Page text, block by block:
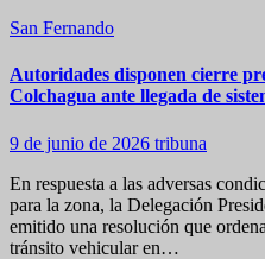
San Fernando
Autoridades disponen cierre
Colchagua ante llegada de
9 de junio de 2026 tribuna
En respuesta a las adversas
para la zona, la Delegación
emitido una resolución que
tránsito vehicular en…